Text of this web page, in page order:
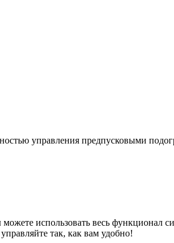
управления предпусковыми
использовать весь функционал
так, как вам удобно!